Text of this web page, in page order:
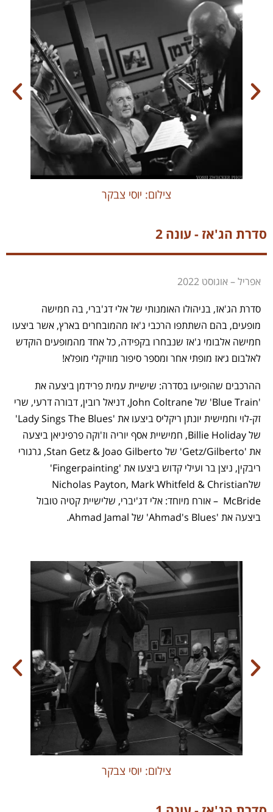
צילום: יוסי צבקר
סדרת הג'אז - עונה 2
אפריל – אוגוסט 2022
סדרת הג'אז, בניהולו האומנותי של אלי דג'ברי, בה חמישה
מופעים, בהם השתתפו הרכבי ג'אז מהמובחרים בארץ, אשר ביצעו
חמישה אלבומי ג'אז שנבחרו בקפידה, כל אחד מהמופעים הוקדש
לאלבום ג׳אז מופתי אחר ומספר סיפור מוזיקלי מופלא!
ההרכבים שהופיעו בסדרה: שישיית עמית פרידמן ביצעה את
'Blue Train' של John Coltrane, דניאל רובין, דבורה דרעי, שרי
זק-לוי וחמישית יונתן ריקליס ביצעו את 'Lady Sings The Blues'
של Billie Holiday, חמישיית אסף יוריה וז'וקה פרפיניאן ביצעה
את 'Getz/Gilberto' של Stan Getz & Joao Gilberto, גרגורי
ריבקין, ניצן בר ועילי קדוש ביצעו את 'Fingerpainting'
שלNicholas Payton, Mark Whitfeld & Christian
McBride – אורח מיוחד: אלי דג'יברי, שלישיית קטיה טובול
ביצעה את 'Ahmad's Blues' של Ahmad Jamal.
צילום: יוסי צבקר